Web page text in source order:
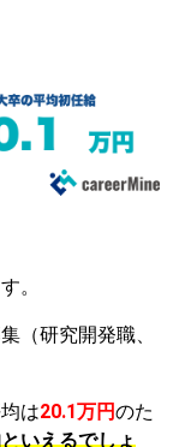
。
（研究開発職、
は20.1万円のた
いえるでしょ